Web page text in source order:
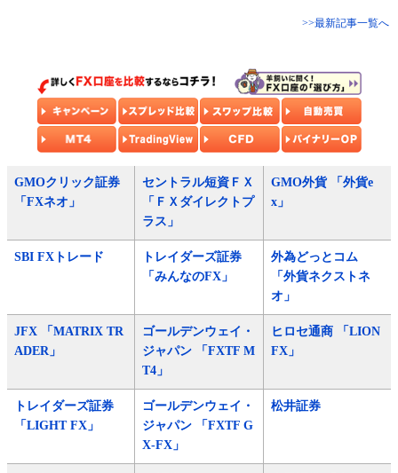
>>最新記事一覧へ
GMOクリック証券
「FXネオ」
セントラル短資ＦＸ
「ＦＸダイレクトプ
ラス」
GMO外貨 「外貨e
x」
SBI FXトレード
トレイダーズ証券
「みんなのFX」
外為どっとコム
「外貨ネクストネ
オ」
JFX 「MATRIX TR
ADER」
ゴールデンウェイ・
ジャパン 「FXTF M
T4」
ヒロセ通商 「LION
FX」
トレイダーズ証券
「LIGHT FX」
ゴールデンウェイ・
ジャパン 「FXTF G
X-FX」
松井証券